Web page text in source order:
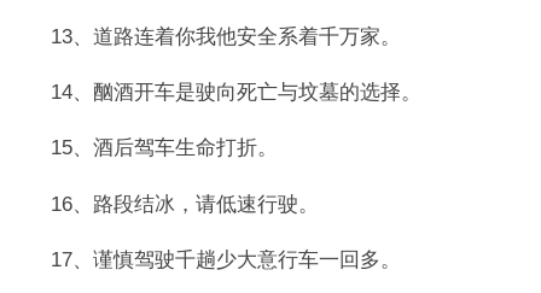
13、道路连着你我他安全系着千万家。
14、酗酒开车是驶向死亡与坟墓的选择。
15、酒后驾车生命打折。
16、路段结冰，请低速行驶。
17、谨慎驾驶千趟少大意行车一回多。